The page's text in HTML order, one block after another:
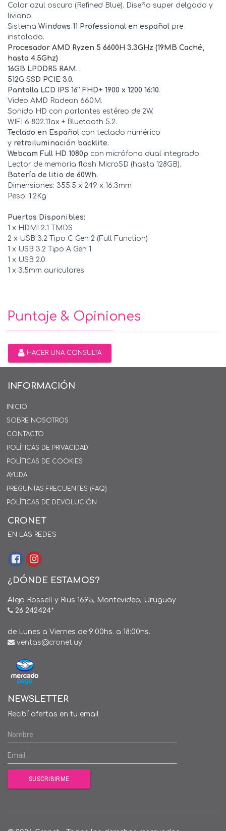
Color azul oscuro (Refined Blue). Diseño super delgado y
liviano.
Sistema Windows 11 Professional en español pre
instalado.
Procesador AMD Ryzen 5 6600H 3.3GHz (19MB Caché,
hasta 4.5Ghz)
16GB LPDDR5 RAM.
512G SSD PCIE 3.0.
Pantalla LCD IPS 16'' FHD+ 1900 x 1200 16:10.
Video AMD Radeon 660M.
Sonido HD con parlantes estéreo de 2W.
WIFI 6 802.11ax + Bluetooth 5.2.
Teclado en Español con teclado numérico
y retroiluminación backlite.
Webcam Full HD 1080p con micrófono dual integrado.
Lector de memoria flash MicroSD (hasta 128GB).
Batería de litio de 60Wh.
Dimensiones: 355.5 x 249 x 16.3mm
Peso: 1.2Kg
Puertos Disponibles:
1 x HDMI 2.1 TMDS
2 x USB 3.2 Tipo C Gen 2 (Full Function)
1 x USB 3.2 Tipo A Gen 1
1 x USB 2.0
1 x 3.5mm auriculares
Puntaje & Opiniones
HACER UNA CONSULTA
INFORMACIÓN
INICIO
SOBRE NOSOTROS
CONTACTO
POLÍTICAS DE PRIVACIDAD
POLÍTICAS DE COOKIES
AYUDA
PREGUNTAS FRECUENTES (FAQ)
POLÍTICAS DE DEVOLUCIÓN
CRONET
EN LAS REDES
¿DÓNDE ESTAMOS?
Alejo Rossell y Rius 1695, Montevideo, Uruguay
26 242424*
de Lunes a Viernes de 9:00hs. a 18:00hs.
ventas@cronet.uy
NEWSLETTER
Recibí ofertas en tu email